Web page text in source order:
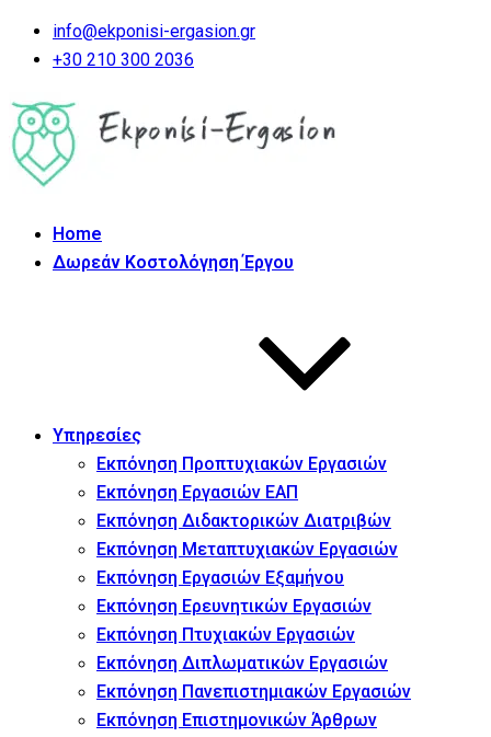
info@ekponisi-ergasion.gr
+30 210 300 2036
Home
Δωρεάν Κοστολόγηση Έργου
Υπηρεσίες
Εκπόνηση Προπτυχιακών Εργασιών
Εκπόνηση Εργασιών ΕΑΠ
Εκπόνηση Διδακτορικών Διατριβών
Εκπόνηση Μεταπτυχιακών Εργασιών
Εκπόνηση Εργασιών Εξαμήνου
Εκπόνηση Ερευνητικών Εργασιών
Εκπόνηση Πτυχιακών Εργασιών
Εκπόνηση Διπλωματικών Εργασιών
Εκπόνηση Πανεπιστημιακών Εργασιών
Εκπόνηση Επιστημονικών Άρθρων